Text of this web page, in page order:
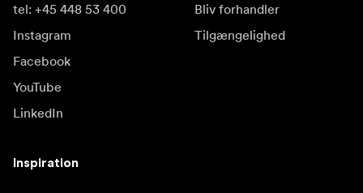
tel: +45 448 53 400
Instagram
Facebook
YouTube
LinkedIn
Bliv forhandler
Tilgængelighed
Inspiration